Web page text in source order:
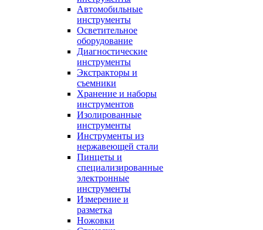
Автомобильные
инструменты
Осветительное
оборудование
Диагностические
инструменты
Экстракторы и
съемники
Хранение и наборы
инструментов
Изолированные
инструменты
Инструменты из
нержавеющей стали
Пинцеты и
специализированные
электронные
инструменты
Измерение и
разметка
Ножовки